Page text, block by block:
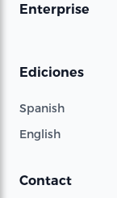
Enterprise
Ediciones
Spanish
English
Contact